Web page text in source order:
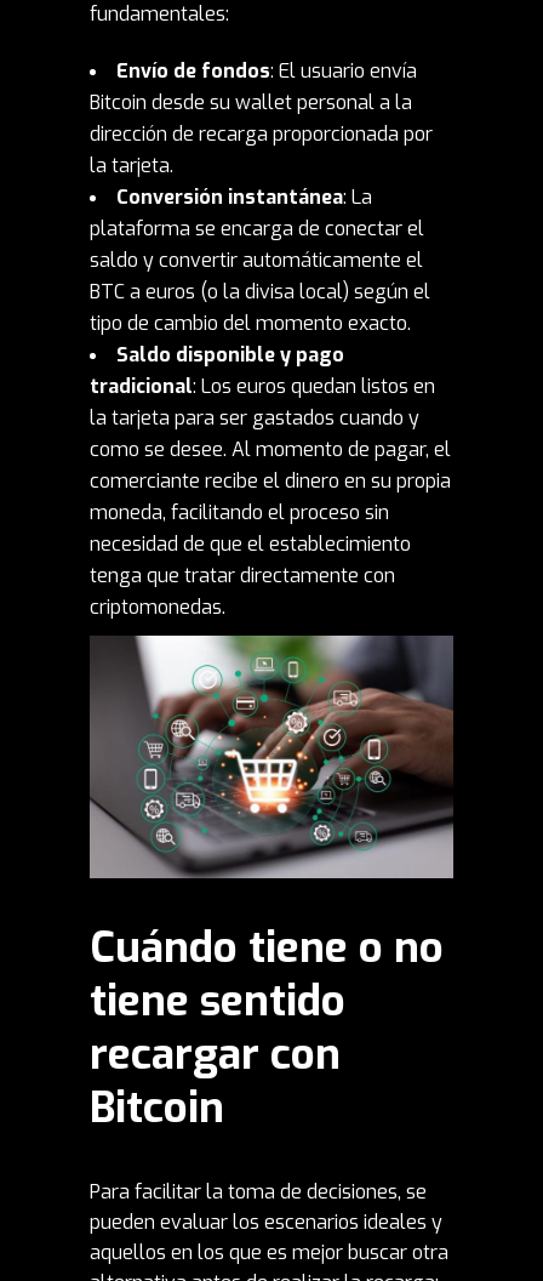
fundamentales:
Envío de fondos: El usuario envía
Bitcoin desde su wallet personal a la
dirección de recarga proporcionada por
la tarjeta.
Conversión instantánea: La
plataforma se encarga de conectar el
saldo y convertir automáticamente el
BTC a euros (o la divisa local) según el
tipo de cambio del momento exacto.
Saldo disponible y pago
tradicional: Los euros quedan listos en
la tarjeta para ser gastados cuando y
como se desee. Al momento de pagar, el
comerciante recibe el dinero en su propia
moneda, facilitando el proceso sin
necesidad de que el establecimiento
tenga que tratar directamente con
criptomonedas.
Cuándo tiene o no
tiene sentido
recargar con
Bitcoin
Para facilitar la toma de decisiones, se
pueden evaluar los escenarios ideales y
aquellos en los que es mejor buscar otra